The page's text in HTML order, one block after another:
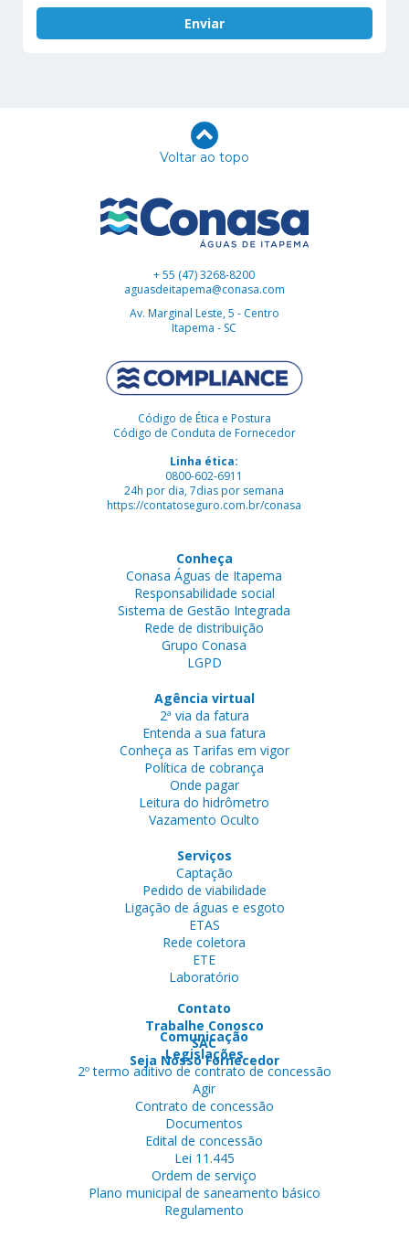
Voltar ao topo
+ 55 (47) 3268-8200
aguasdeitapema@conasa.com
Av. Marginal Leste, 5 - Centro
Itapema - SC
Código de Ética e Postura
Código de Conduta de Fornecedor
Linha ética:
0800-602-6911
24h por dia, 7dias por semana
https://contatoseguro.com.br/conasa
Conheça
Conasa Águas de Itapema
Responsabilidade social
Sistema de Gestão Integrada
Rede de distribuição
Grupo Conasa
LGPD
Agência virtual
2ª via da fatura
Entenda a sua fatura
Conheça as Tarifas em vigor
Política de cobrança
Onde pagar
Leitura do hidrômetro
Vazamento Oculto
Serviços
Captação
Pedido de viabilidade
Ligação de águas e esgoto
ETAS
Rede coletora
ETE
Laboratório
Contato
Trabalhe Conosco
SAC
Seja Nosso Fornecedor
Comunicação
Legislações
2º termo aditivo de contrato de concessão
Agir
Contrato de concessão
Documentos
Edital de concessão
Lei 11.445
Ordem de serviço
Plano municipal de saneamento básico
Regulamento